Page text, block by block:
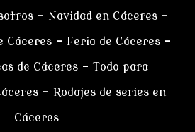
– Navidad en Cáceres–
Cáceres– Feria de Cáceres –
de Cáceres – Todo para
– Rodajes de series en
Cáceres